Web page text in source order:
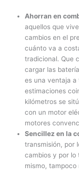
Ahorran en
aquellos que
cambios en el
cuánto va a
tradicional. Que
cargar las
es una ventaja a
estimaciones
kilómetros se
con un motor
motores
Sencillez en la
transmisión, por
cambios y por lo
mismo,